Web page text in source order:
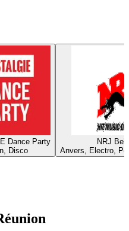
Dance Party
Disco
NRJ
Anvers, Electro,